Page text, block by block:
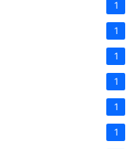
1
1
1
1
1
1